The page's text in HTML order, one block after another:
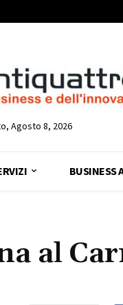
Agosto 8, 2026
BUSINESS
al